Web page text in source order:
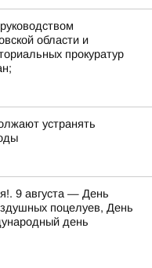
области и
прокуратур
устранять
9 августа — День
поцелуев, День
день